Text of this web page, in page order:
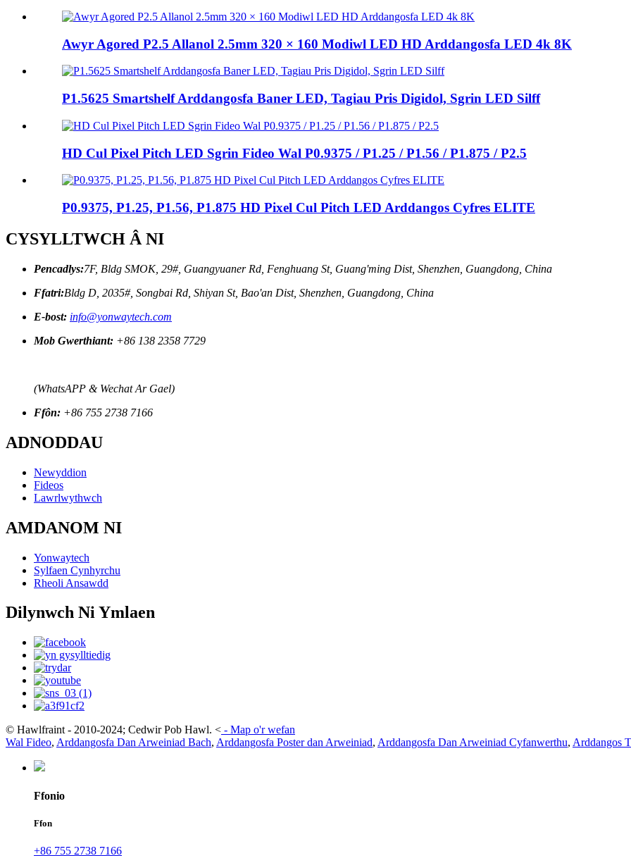
Awyr Agored P2.5 Allanol 2.5mm 320 × 160 Modiwl LED HD Arddangosfa LED 4k 8K
P1.5625 Smartshelf Arddangosfa Baner LED, Tagiau Pris Digidol, Sgrin LED Silff
HD Cul Pixel Pitch LED Sgrin Fideo Wal P0.9375 / P1.25 / P1.56 / P1.875 / P2.5
P0.9375, P1.25, P1.56, P1.875 HD Pixel Cul Pitch LED Arddangos Cyfres ELITE
CYSYLLTWCH Â NI
Pencadlys:7F, Bldg SMOK, 29#, Guangyuaner Rd, Fenghuang St, Guang'ming Dist, Shenzhen, Guangdong, China
Ffatri:Bldg D, 2035#, Songbai Rd, Shiyan St, Bao'an Dist, Shenzhen, Guangdong, China
E-bost: info@yonwaytech.com
Mob Gwerthiant: +86 138 2358 7729
(WhatsAPP & Wechat Ar Gael)
Ffôn: +86 755 2738 7166
ADNODDAU
Newyddion
Fideos
Lawrlwythwch
AMDANOM NI
Yonwaytech
Sylfaen Cynhyrchu
Rheoli Ansawdd
Dilynwch Ni Ymlaen
© Hawlfraint - 2010-2024; Cedwir Pob Hawl. < - Map o'r wefan
Wal Fideo, Arddangosfa Dan Arweiniad Bach, Arddangosfa Poster dan Arweiniad, Arddangosfa Dan Arweiniad Cyfanwerthu, Arddangos
Ffonio
Ffon
+86 755 2738 7166